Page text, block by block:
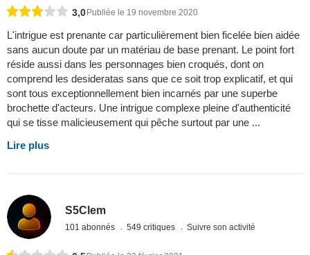
3,0Publiée le 19 novembre 2020
L'intrigue est prenante car particulièrement bien ficelée bien aidée
sans aucun doute par un matériau de base prenant. Le point fort
réside aussi dans les personnages bien croqués, dont on
comprend les desideratas sans que ce soit trop explicatif, et qui
sont tous exceptionnellement bien incarnés par une superbe
brochette d'acteurs. Une intrigue complexe pleine d'authenticité
qui se tisse malicieusement qui pêche surtout par une ...
Lire plus
S5Clem
101 abonnés 549 critiques Suivre son activité